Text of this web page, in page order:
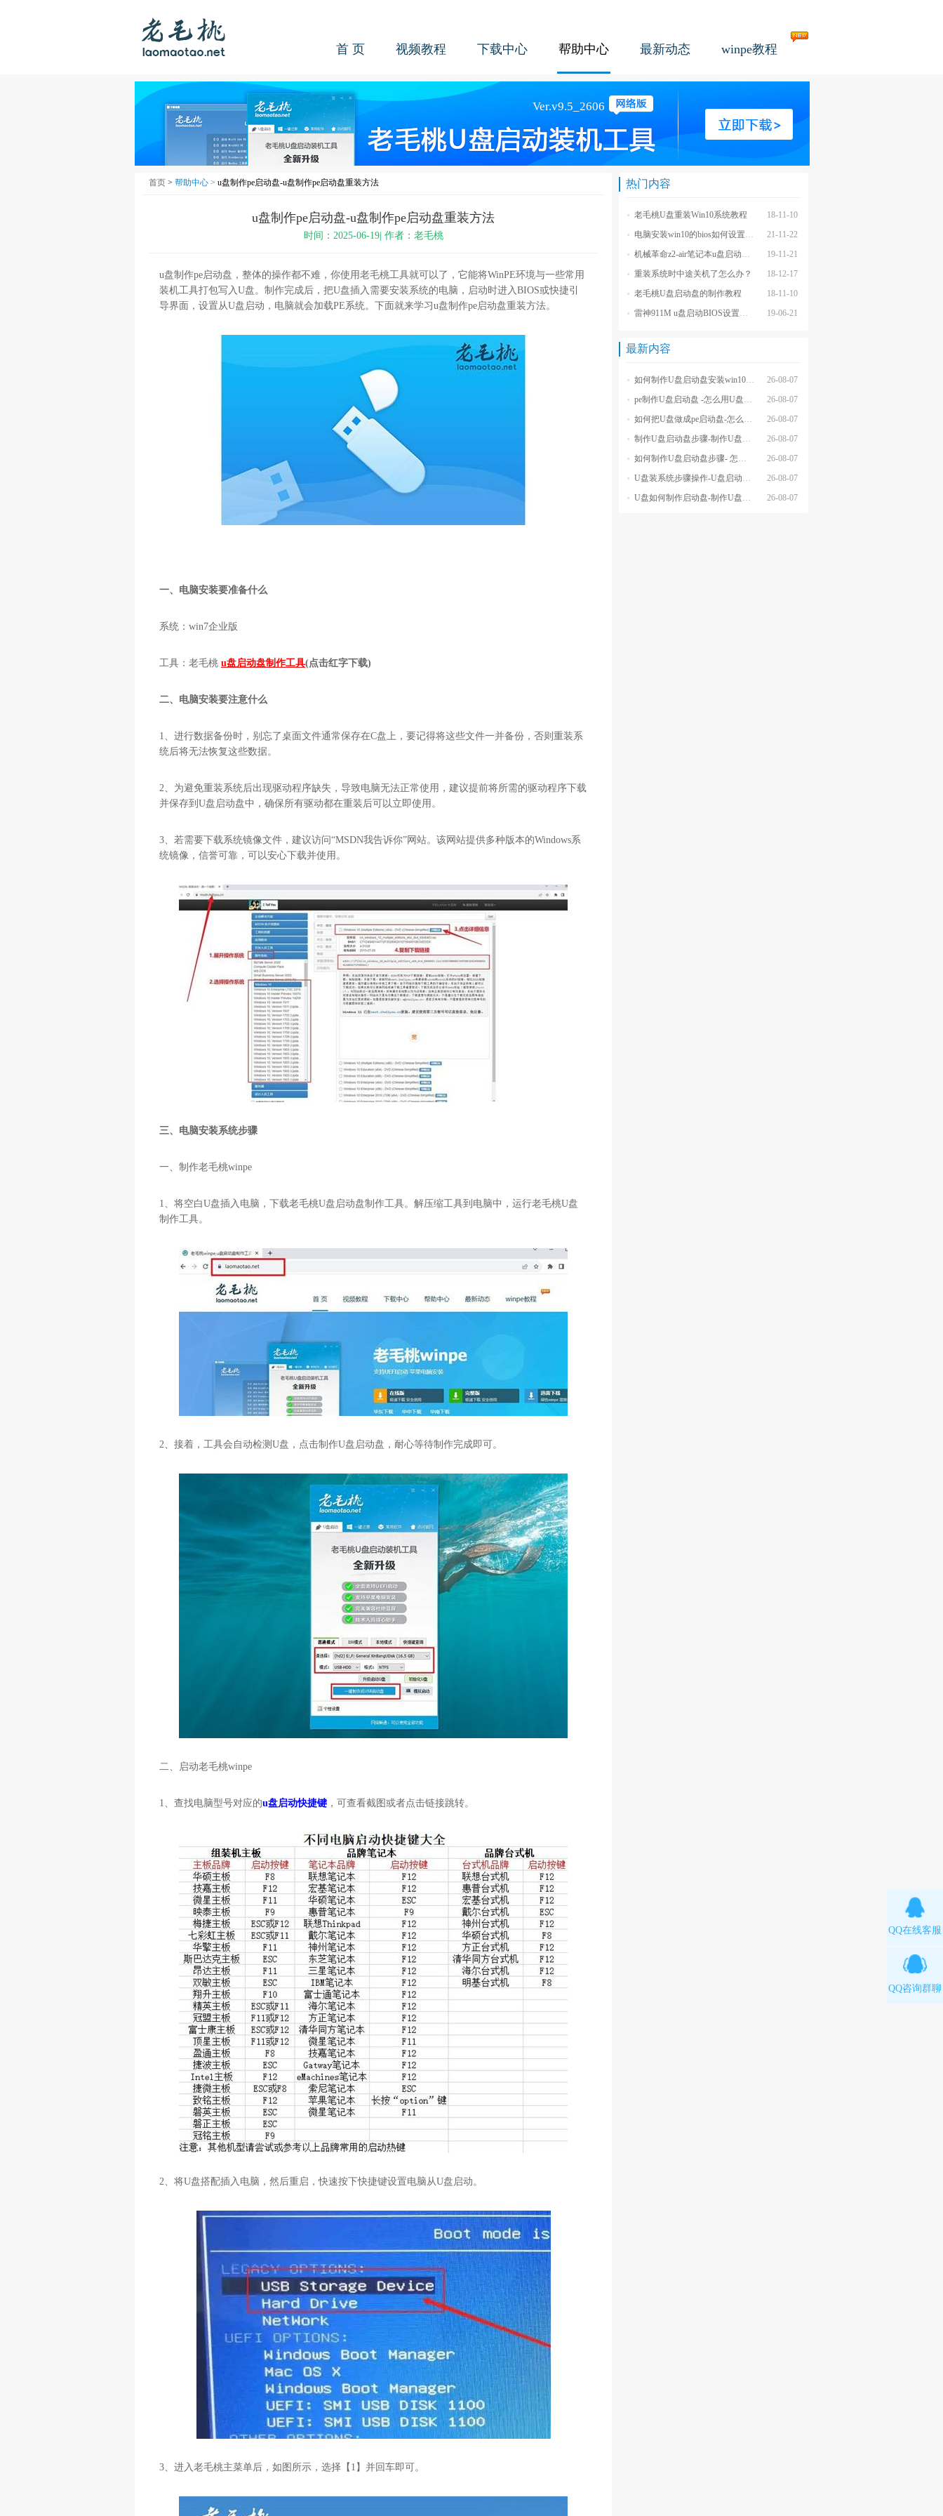
首 页 视频教程 下载中心 帮助中心 最新动态 winpe教程
首页 > 帮助中心 > u盘制作pe启动盘-u盘制作pe启动盘重装方法
u盘制作pe启动盘-u盘制作pe启动盘重装方法
时间：2025-06-19| 作者：老毛桃
u盘制作pe启动盘，整体的操作都不难，你使用老毛桃工具就可以了，它能将WinPE环境与一些常用
装机工具打包写入U盘。制作完成后，把U盘插入需要安装系统的电脑，启动时进入BIOS或快捷引
导界面，设置从U盘启动，电脑就会加载PE系统。下面就来学习u盘制作pe启动盘重装方法。
一、电脑安装要准备什么
系统：win7企业版
工具：老毛桃 u盘启动盘制作工具(点击红字下载)
二、电脑安装要注意什么
1、进行数据备份时，别忘了桌面文件通常保存在C盘上，要记得将这些文件一并备份，否则重装系
统后将无法恢复这些数据。
2、为避免重装系统后出现驱动程序缺失，导致电脑无法正常使用，建议提前将所需的驱动程序下载
并保存到 U盘启动盘中，确保所有驱动都在重装后可以立即使用。
3、若需要下载系统镜像文件，建议访问“MSDN我告诉你”网站。该网站提供多种版本的Windows系
统镜像，信誉可靠，可以安心下载并使用。
三、电脑安装系统步骤
一、制作老毛桃winpe
1、将空白U盘插入电脑，下载老毛桃U盘启动盘制作工具。解压缩工具到电脑中，运行老毛桃U盘
制作工具。
2、接着，工具会自动检测 U盘，点击制作U盘启动盘，耐心等待制作完成即可。
二、启动老毛桃winpe
1、查找电脑型号对应的u盘启动快捷键 ，可查看截图或者点击链接跳转。
2、将U盘搭配插入电脑，然后重启，快速按下快捷键设置电脑从U盘启动。
3、进入老毛桃主菜单后，如图所示，选择【 1 】并回车即可。
热门内容
18-11-10
老毛桃U盘重装Win10系统教程
21-11-22
电脑安装win10的bios如何设置u盘图文教程
19-11-21
机械革命z2-air笔记本u盘启动BIOS设置教程
18-12-17
重装系统时中途关机了怎么办？
18-11-10
老毛桃U盘启动盘的制作教程
19-06-21
雷神911M u盘启动BIOS设置教程
最新内容
26-08-07
如何制作U盘启动盘安装win10系统-怎么制作U盘启动盘安装win10系
26-08-07
pe制作U盘启动盘 -怎么用U盘制作pe系统启动盘
26-08-07
如何把U盘做成pe启动盘-怎么把U盘做成pe启动盘
26-08-07
制作U盘启动盘步骤-制作U盘启动盘详细方法
26-08-07
如何制作U盘启动盘步骤- 怎么制作U盘启动盘步骤
26-08-07
U盘装系统步骤操作-U盘启动重装系统步骤
26-08-07
U盘如何制作启动盘-制作U盘启动盘重装
QQ在线客服
QQ咨询群聊